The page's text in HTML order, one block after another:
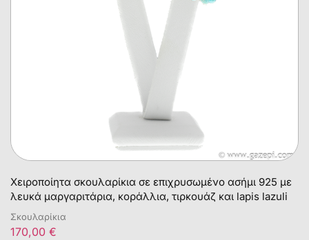
Χειροποίητα σκουλαρίκια σε επιχρυσωμένο ασήμι 925 με
λευκά μαργαριτάρια, κοράλλια, τιρκουάζ και lapis lazuli
Σκουλαρίκια
170,00 €